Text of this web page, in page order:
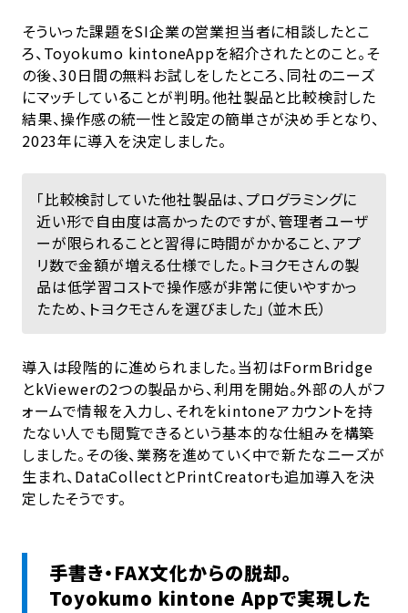
そういった課題をSI企業の営業担当者に相談したとこ
ろ、Toyokumo kintoneAppを紹介されたとのこと。そ
の後、30日間の無料お試しをしたところ、同社のニーズ
にマッチしていることが判明。他社製品と比較検討した
結果、操作感の統一性と設定の簡単さが決め手となり、
2023年に導入を決定しました。
「比較検討していた他社製品は、プログラミングに
近い形で自由度は高かったのですが、管理者ユーザ
ーが限られることと習得に時間がかかること、アプ
リ数で金額が増える仕様でした。トヨクモさんの製
品は低学習コストで操作感が非常に使いやすかっ
たため、トヨクモさんを選びました」（並木氏）
導入は段階的に進められました。当初はFormBridge
とkViewerの2つの製品から、利用を開始。外部の人がフ
ォームで情報を入力し、それをkintoneアカウントを持
たない人でも閲覧できるという基本的な仕組みを構築
しました。その後、業務を進めていく中で新たなニーズが
生まれ、DataCollectとPrintCreatorも追加導入を決
定したそうです。
手書き・FAX文化からの脱却。
Toyokumo kintone Appで実現した